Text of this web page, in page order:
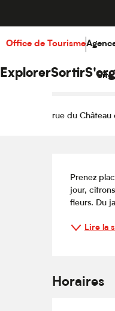
principal
ExplorerSortir Site
Office de Tourisme
Jeudi 27 août
Balade
rue du Château
Prenez
jour,
fleurs. Du
Lire la
Horaires